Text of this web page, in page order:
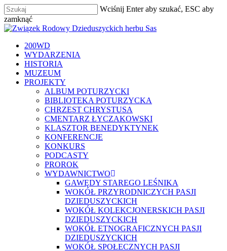
Skip
to
main
Wciśnij Enter aby szukać, ESC aby
zamknąć
Zamknij
szukaj
Menu
200WD
WYDARZENIA
HISTORIA
MUZEUM
PROJEKTY
ALBUM POTURZYCKI
BIBLIOTEKA POTURZYCKA
CHRZEST CHRYSTUSA
CMENTARZ ŁYCZAKOWSKI
KLASZTOR BENEDYKTYNEK
KONFERENCJE
KONKURS
PODCASTY
PROROK
WYDAWNICTWO
GAWĘDY STAREGO LEŚNIKA
WOKÓŁ PRZYRODNICZYCH PASJI
DZIEDUSZYCKICH
WOKÓŁ KOLEKCJONERSKICH PASJI
DZIEDUSZYCKICH
WOKÓŁ ETNOGRAFICZNYCH PASJI
DZIEDUSZYCKICH
WOKÓŁ SPOŁECZNYCH PASJI